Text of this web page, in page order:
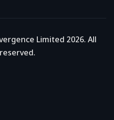
Limited 2026. All